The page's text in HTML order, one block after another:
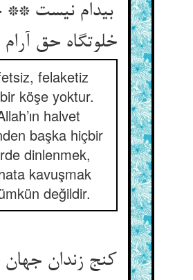
بی‏دام نیست **
خلوت‏گاه حق
felaketiz
köşe yoktur.
halvet
başka hiçbir
dinlenmek,
kavuşmak
değildir.
کنج زندان جهان